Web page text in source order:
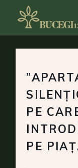
content
PE
PE